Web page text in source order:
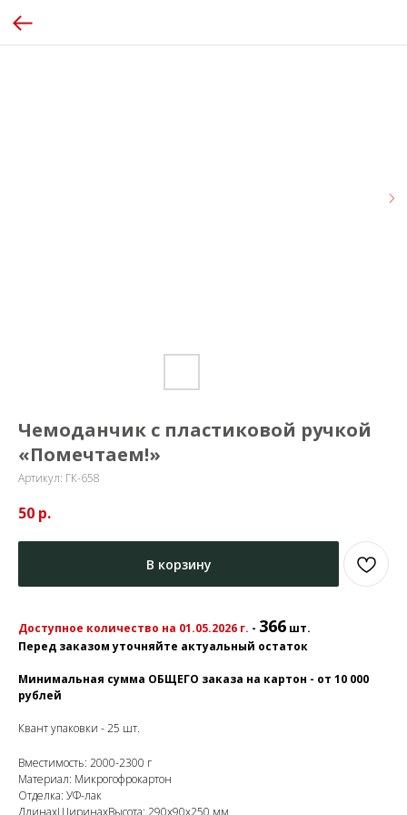
Чемоданчик с пластиковой ручкой
«Помечтаем!»
Артикул: ГК-658
50 р.
В корзину
Доступное количество на 01.05.2026 г. - 366 шт.
Перед заказом уточняйте актуальный остаток
Минимальная сумма ОБЩЕГО заказа на картон - от 10 000
рублей
Квант упаковки - 25 шт.
Вместимость: 2000-2300 г
Материал: Микрогофрокартон
Отделка: УФ-лак